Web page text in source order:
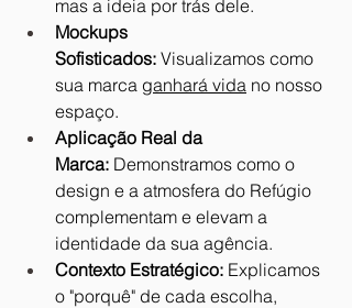
mas a ideia por trás dele.
Mockups
Sofisticados: Visualizamos como
sua marca ganhará vida no nosso
espaço.
Aplicação Real da
Marca: Demonstramos como o
design e a atmosfera do Refúgio
complementam e elevam a
identidade da sua agência.
Contexto Estratégico: Explicamos
o "porquê" de cada escolha,